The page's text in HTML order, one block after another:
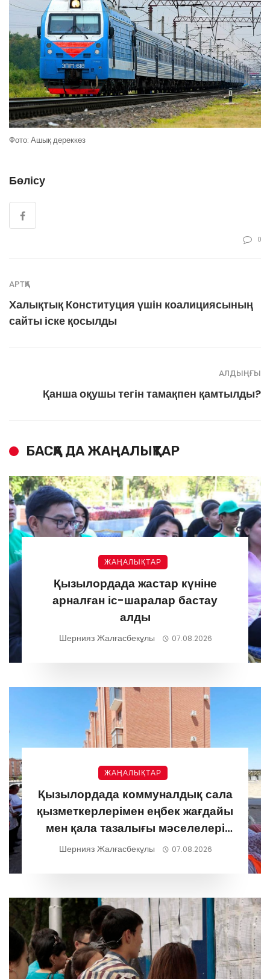
Фото: Ашық дереккөз
Бөлісу
0
АРТҚА
Халықтық Конституция үшін коалициясының
сайты іске қосылды
АЛДЫҢҒЫ
Қанша оқушы тегін тамақпен қамтылды?
БАСҚА ДА ЖАҢАЛЫҚТАР
ЖАҢАЛЫҚТАР
Қызылордада жастар күніне
арналған іс-шаралар бастау
алды
Шернияз Жалғасбекұлы 07.08.2026
ЖАҢАЛЫҚТАР
Қызылордада коммуналдық сала
қызметкерлерімен еңбек жағдайы
мен қала тазалығы мәселелері
талқыланды
Шернияз Жалғасбекұлы 07.08.2026